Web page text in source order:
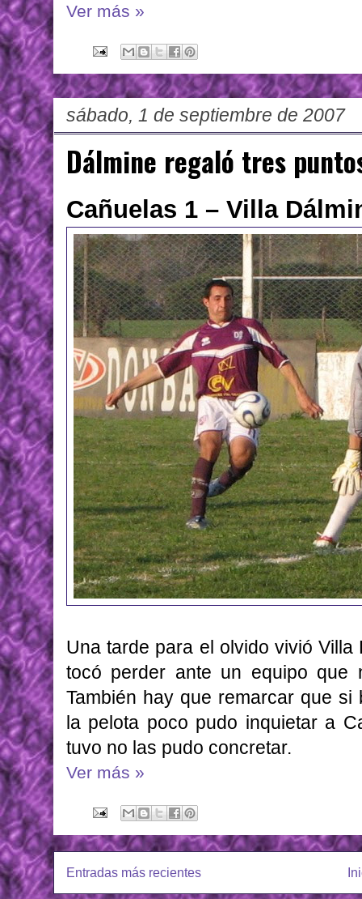
Ver más »
sábado, 1 de septiembre de 2007
Dálmine regaló tres
Cañuelas 1 – Villa
Una tarde para el olvido vivió
tocó perder ante un equipo que
También hay que remarcar que
la pelota poco pudo inquietar a
tuvo no las pudo concretar.
Ver más »
Entradas más recientes